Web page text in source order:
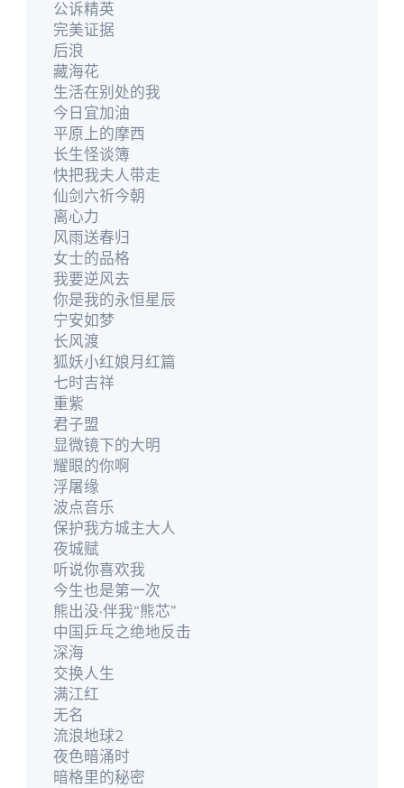
公诉精英
完美证据
后浪
藏海花
生活在别处的我
今日宜加油
平原上的摩西
长生怪谈簿
快把我夫人带走
仙剑六祈今朝
离心力
风雨送春归
女士的品格
我要逆风去
你是我的永恒星辰
宁安如梦
长风渡
狐妖小红娘月红篇
七时吉祥
重紫
君子盟
显微镜下的大明
耀眼的你啊
浮屠缘
波点音乐
保护我方城主大人
夜城赋
听说你喜欢我
今生也是第一次
熊出没·伴我“熊芯”
中国乒乓之绝地反击
深海
交换人生
满江红
无名
流浪地球2
夜色暗涌时
暗格里的秘密